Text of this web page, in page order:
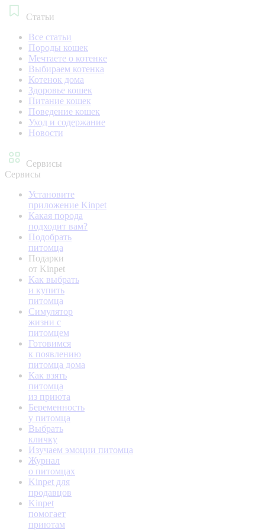
Статьи
Все статьи
Породы кошек
Мечтаете о котенке
Выбираем котенка
Котенок дома
Здоровье кошек
Питание кошек
Поведение кошек
Уход и содержание
Новости
Сервисы
Сервисы
Установите
приложение Kinpet
Какая порода
подходит вам?
Подобрать
питомца
Подарки
от Kinpet
Как выбрать
и купить
питомца
Симулятор
жизни с
питомцем
Готовимся
к появлению
питомца дома
Как взять
питомца
из приюта
Беременность
у питомца
Выбрать
кличку
Изучаем эмоции питомца
Журнал
о питомцах
Kinpet для
продавцов
Kinpet
помогает
приютам